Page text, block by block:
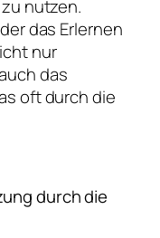
nutzen.
das Erlernen
nur
das
oft durch die
durch die